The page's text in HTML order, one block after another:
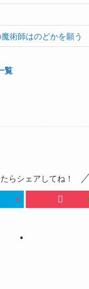
術師はのどかを願う
覧
らシェアしてね！